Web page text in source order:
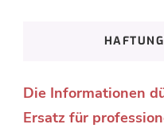
Die Informationen
Ersatz für